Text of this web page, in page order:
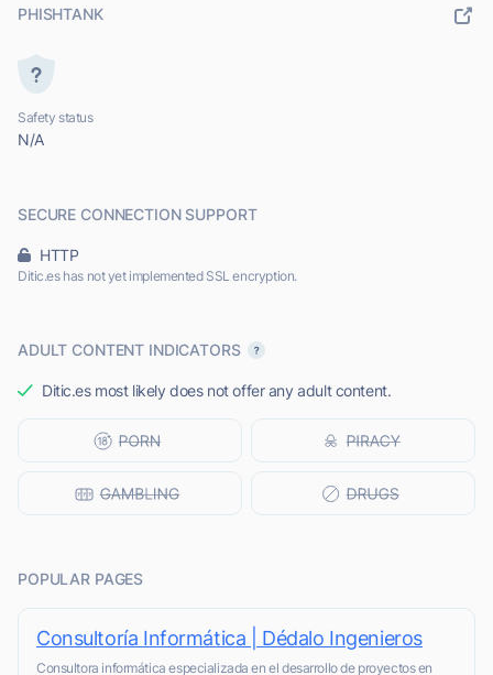
PHISHTANK
Safety status
N/A
SECURE CONNECTION SUPPORT
HTTP
Ditic.es has not yet implemented SSL encryption.
ADULT CONTENT INDICATORS
Ditic.es most likely does not offer any adult content.
POPULAR PAGES
Consultoría Informática | Dédalo Ingenieros
Consultora informática especializada en el desarrollo de proyectos en